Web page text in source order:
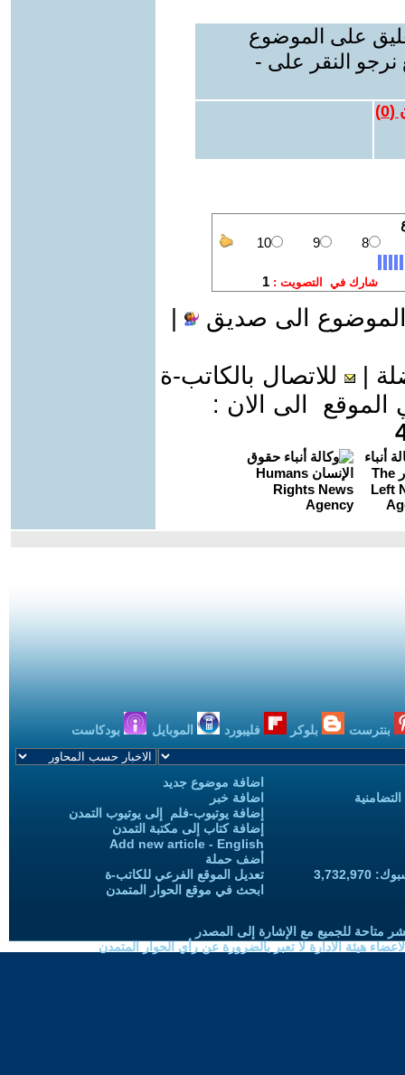
على الموضوع
نرجو النقر على -
(
0
)
الى صديق
للاتصال بالكاتب-ة
الى الان :
بنترست بلوكر فليبورد الموبايل بودكاست
اضافة موضوع جديد
اضافة خبر
إضافة يوتيوب-فلم إلى يوتيوب التمدن
إضافة كتاب إلى مكتبة التمدن
Add new article - English
أضف حملة
تعديل الموقع الفرعي للكاتب-ة
ابحث في موقع الحوار المتمدن
متاحة للجميع مع الإشارة إلى المصدر
هيئة الادارة لا تعبر بالضرورة عن رأي الحوار المتمدن